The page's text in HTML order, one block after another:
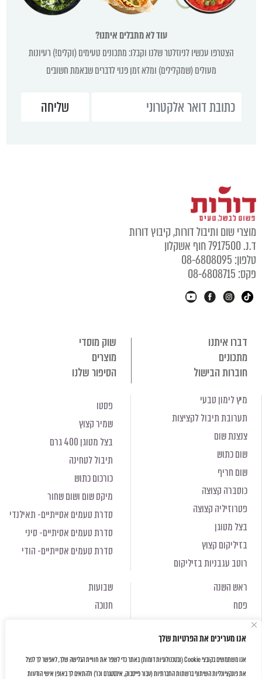
אנו מעריכים את הפרטיות שלך
אנו משתמשים בקובצי Cookie (ובטכנולוגיות דומות) באתר כדי לשפר את חוויית הגלישה שלך, לאפשר לך לנצל
את פונקציונליות השיתוף ברשתות החברתיות (עבור פייסבוק, אינסטגרם וכו') ולהתאים לך באופן אישי הודעות
עוד לא מתבלים איתנו?
הצטרפו עכשיו לניוזלטר שלנו וקבלו: מתכונים טעימים (וקלים!) רעיונות
מעולים (שמקלילים) ומלא זמן פנוי לדברים שבאמת חשובים
מוצרי שום ותיבול דורות, קיבוץ דורות
ד.נ. 7917500 חוף אשקלון
טלפון: 08-6808095
פקס: 08-6808715
דברו איתנו
שוק מוסדי
מתכונים
מוצרים
חוברות הבישול
הסיפור שלנו
מיץ לימון טבעי
תערובת תיבול לקציצות
צנצנת שום
שום כתוש
שום חריף
כוסברה קצוצה
פטרוזיליה קצוצה
בצל מטוגן
בזיליקום קצוץ
רוטב עגבניות בזיליקום
פסטו
שמיר קצוץ
בצל מטוגן 400 גרם
תיבול לטחינה
כורכום כתוש
מיקס שום ושום שחור
סדרת טעמים אסייתיים- תאילנדי
סדרת טעמים אסיתיים- סיני
סדרת טעמים אסייתיים- הודי
ראש השנה
פסח
שבועות
חנוכה
ראש השנה
פסח
חנוכה